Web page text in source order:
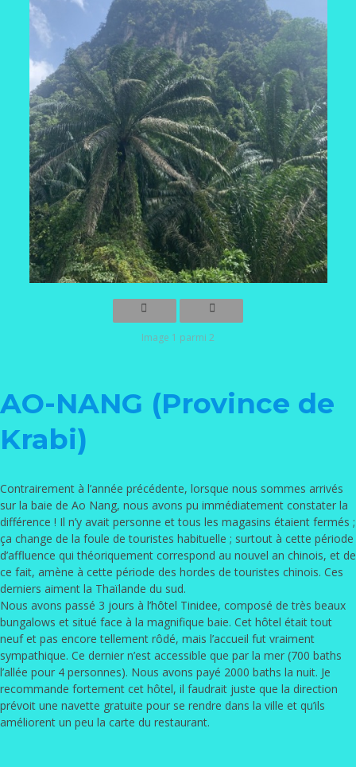
Image 1 parmi 2
AO-NANG (Province de
Krabi)
Contrairement à l’année précédente, lorsque nous sommes arrivés
sur la baie de Ao Nang, nous avons pu immédiatement constater la
différence ! Il n’y avait personne et tous les magasins étaient fermés ;
ça change de la foule de touristes habituelle ; surtout à cette période
d’affluence qui théoriquement correspond au nouvel an chinois, et de
ce fait, amène à cette période des hordes de touristes chinois. Ces
derniers aiment la Thaïlande du sud.
Nous avons passé 3 jours à l’hôtel Tinidee, composé de très beaux
bungalows et situé face à la magnifique baie. Cet hôtel était tout
neuf et pas encore tellement rôdé, mais l’accueil fut vraiment
sympathique. Ce dernier n’est accessible que par la mer (700 baths
l’allée pour 4 personnes). Nous avons payé 2000 baths la nuit. Je
recommande fortement cet hôtel, il faudrait juste que la direction
prévoit une navette gratuite pour se rendre dans la ville et qu’ils
améliorent un peu la carte du restaurant.